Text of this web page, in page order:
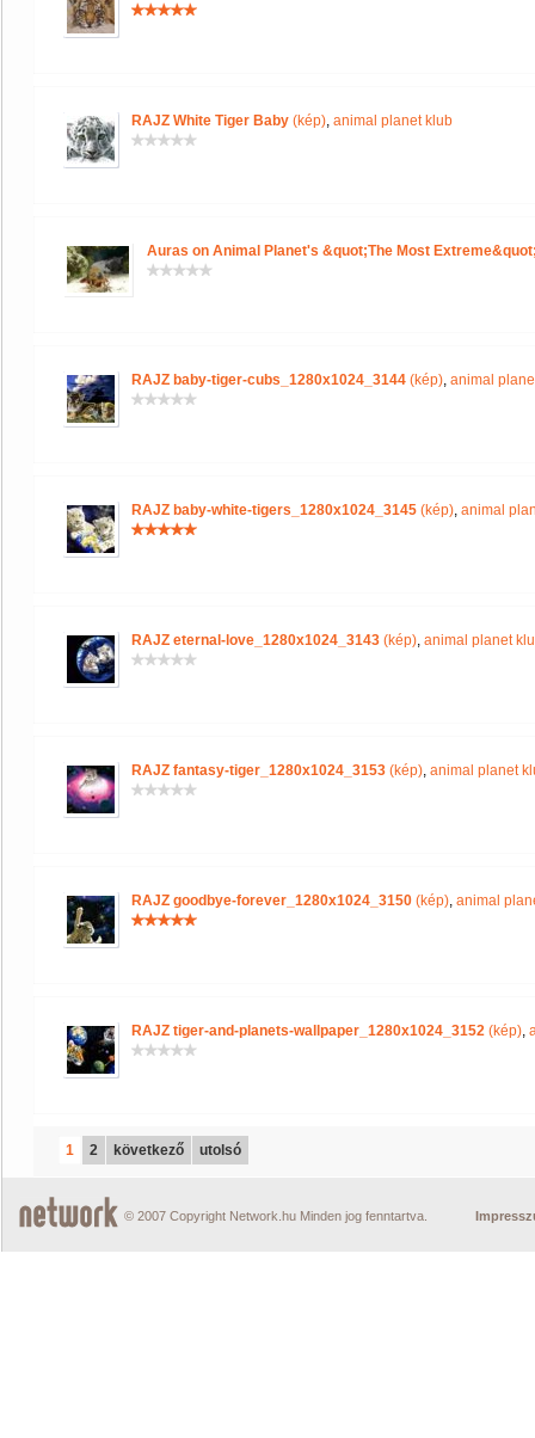
RAJZ White Tiger Baby (kép), animal planet klub
Auras on Animal Planet's &quot;The Most
RAJZ baby-tiger-cubs_1280x1024_3144 (kép), animal
RAJZ baby-white-tigers_1280x1024_3145 (kép), animal
RAJZ eternal-love_1280x1024_3143 (kép), animal planet
RAJZ fantasy-tiger_1280x1024_3153 (kép), animal planet
RAJZ goodbye-forever_1280x1024_3150 (kép), animal
RAJZ tiger-and-planets-wallpaper_1280x1024_3152 (kép),
1 2 következő utolsó
© 2007 Copyright Network.hu Minden jog fenntartva.